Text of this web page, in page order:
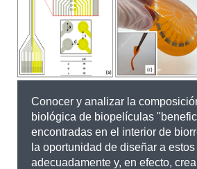
English Català
Conocer y analizar la
biológica de biopelículas
encontradas en el interior de
la oportunidad de diseñar a
adecuadamente y, en efecto,